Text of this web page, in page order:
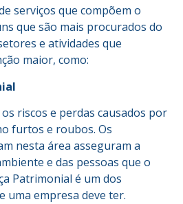
serviços que compõem o
que são mais procurados do
e atividades que
maior, como:
riscos e perdas causados por
furtos e roubos. Os
nesta área asseguram a
e das pessoas que o
Patrimonial é um dos
uma empresa deve ter.